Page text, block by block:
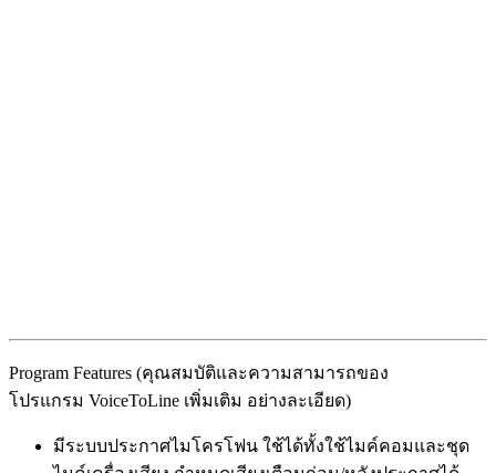
Program Features (คุณสมบัติและความสามารถของ
โปรแกรม VoiceToLine เพิ่มเติม อย่างละเอียด)
มีระบบประกาศไมโครโฟน ใช้ได้ทั้งใช้ไมค์คอมและชุด